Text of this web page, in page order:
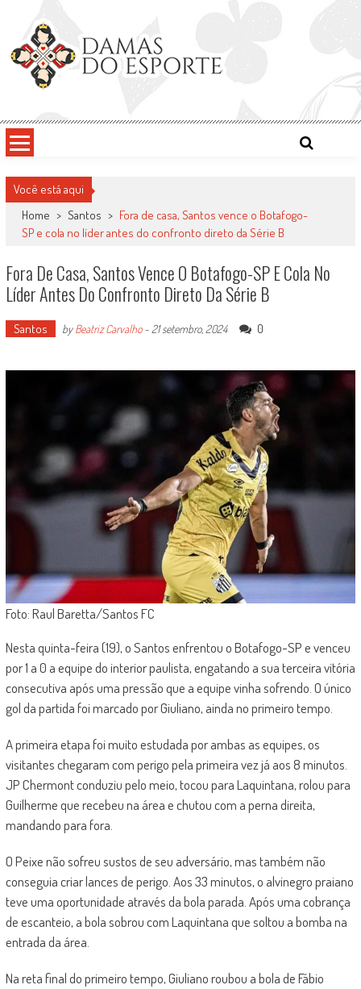
content
Damas do Esporte
Você está aqui
Home > Santos > Fora de casa, Santos vence o Botafogo-
SP e cola no líder antes do confronto direto da Série B
Fora De Casa, Santos Vence O Botafogo-SP E Cola No
Líder Antes Do Confronto Direto Da Série B
Santos byBeatriz Carvalho- 21 setembro, 2024 0
Foto: Raul Baretta/Santos FC
Nesta quinta-feira (19), o Santos enfrentou o Botafogo-SP e venceu
por 1 a 0 a equipe do interior paulista, engatando a sua terceira vitória
consecutiva após uma pressão que a equipe vinha sofrendo. O único
gol da partida foi marcado por Giuliano, ainda no primeiro tempo.
A primeira etapa foi muito estudada por ambas as equipes, os
visitantes chegaram com perigo pela primeira vez já aos 8 minutos.
JP Chermont conduziu pelo meio, tocou para Laquintana, rolou para
Guilherme que recebeu na área e chutou com a perna direita,
mandando para fora.
O Peixe não sofreu sustos de seu adversário, mas também não
conseguia criar lances de perigo. Aos 33 minutos, o alvinegro praiano
teve uma oportunidade através da bola parada. Após uma cobrança
de escanteio, a bola sobrou com Laquintana que soltou a bomba na
entrada da área.
Na reta final do primeiro tempo, Giuliano roubou a bola de Fábio